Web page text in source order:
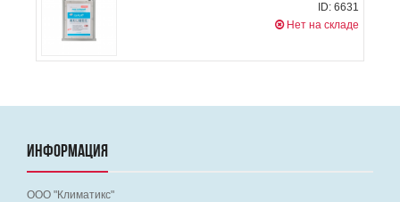
ID: 6631
Нет на складе
ИНФОРМАЦИЯ
ООО "Климатикс"